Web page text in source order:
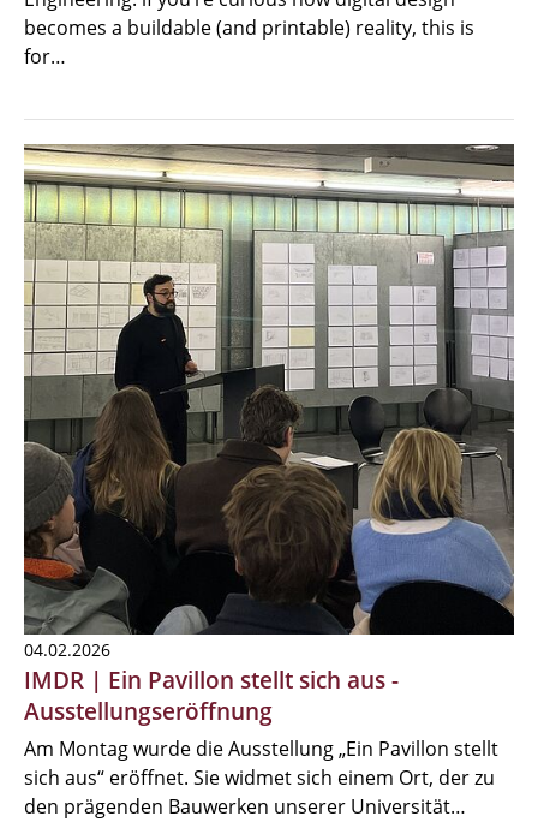
becomes a buildable (and printable) reality, this is
for…
04.02.2026
IMDR | Ein Pavillon stellt sich aus -
Ausstellungseröffnung
Am Montag wurde die Ausstellung „Ein Pavillon stellt
sich aus“ eröffnet. Sie widmet sich einem Ort, der zu
den prägenden Bauwerken unserer Universität…